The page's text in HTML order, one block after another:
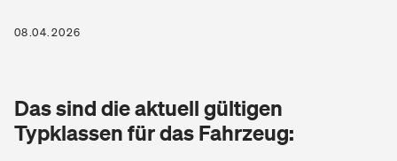
Zur Übersicht
Tools
Glasversicherung
Kinderunfall­ver­si­che­rung
Private Krankenversicherung
Dread-Disease-Versicherung
08.04.2026
Das sind die aktuell gültigen
Typklassen für das Fahrzeug: